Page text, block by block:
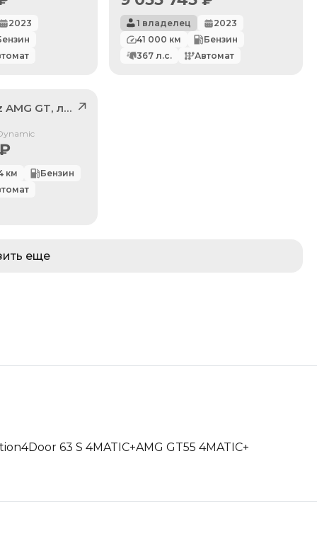
2023
1 владелец
2023
41 000 км
Бензин
367л.с. Автомат
AMG GT, лот 41990109
км
Бензин
еще
4Door 63 S 4MATIC+AMG GT55 4MATIC+